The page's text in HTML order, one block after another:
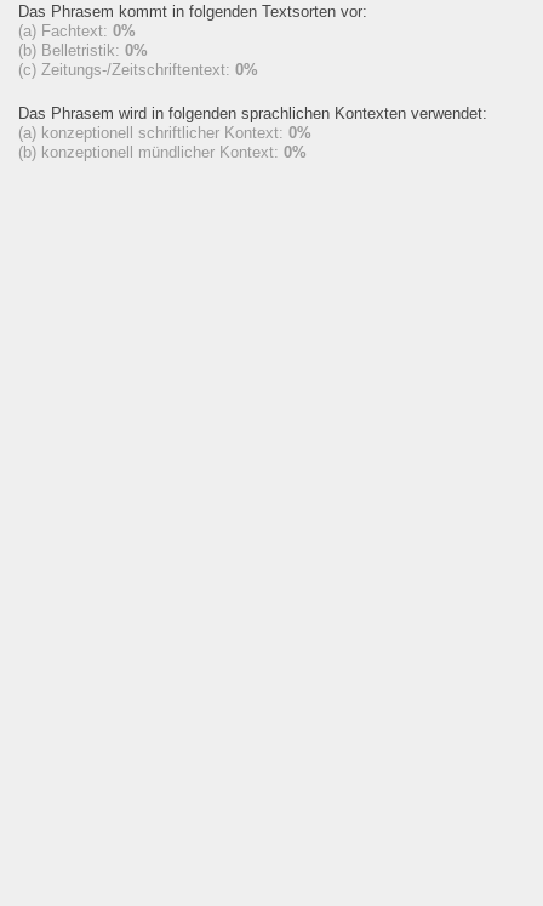
Das Phrasem kommt in folgenden Textsorten vor:
(a) Fachtext: 0%
(b) Belletristik: 0%
(c) Zeitungs-/Zeitschriftentext: 0%
Das Phrasem wird in folgenden sprachlichen Kontexten verwendet:
(a) konzeptionell schriftlicher Kontext: 0%
(b) konzeptionell mündlicher Kontext: 0%